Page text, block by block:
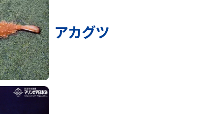
アカグツ